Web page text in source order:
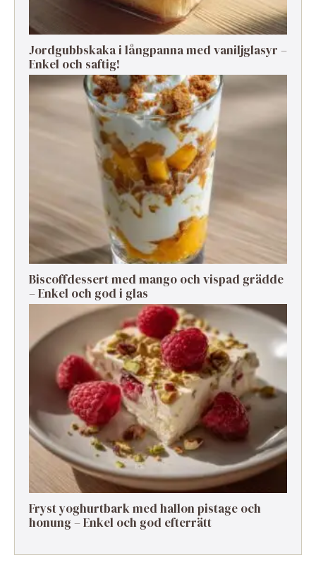
Jordgubbskaka i långpanna med vaniljglasyr –
Enkel och saftig!
Biscoffdessert med mango och vispad grädde
– Enkel och god i glas
Fryst yoghurtbark med hallon pistage och
honung – Enkel och god efterrätt